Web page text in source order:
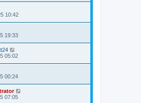
10:42
19:33
05:02
00:24
07:05